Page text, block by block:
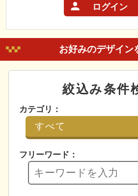
ログイン
お好みのデザイン
絞込み条件
カテゴリ：
フリーワード：